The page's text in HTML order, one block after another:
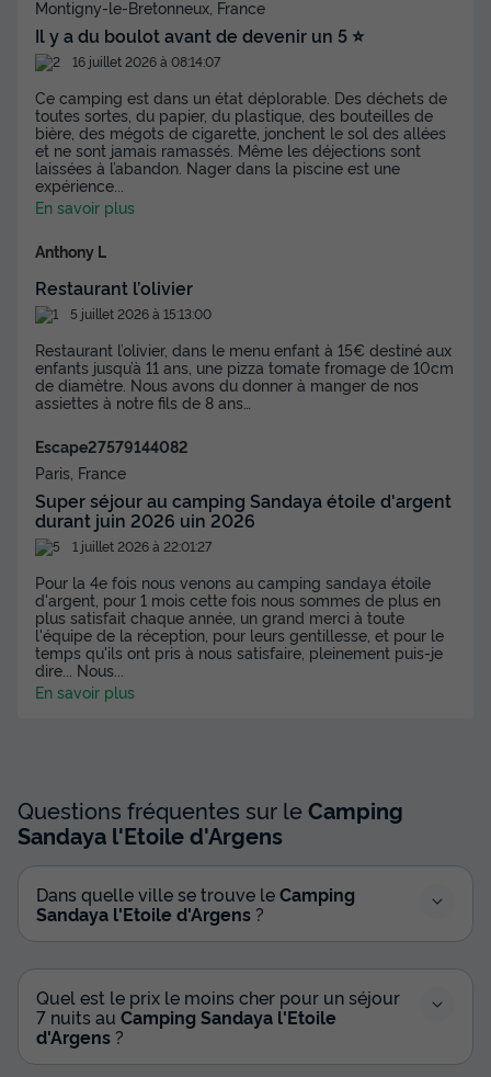
Montigny-le-Bretonneux, France
Il y a du boulot avant de devenir un 5 ⭐️
16 juillet 2026 à 08:14:07
Ce camping est dans un état déplorable. Des déchets de
toutes sortes, du papier, du plastique, des bouteilles de
bière, des mégots de cigarette, jonchent le sol des allées
et ne sont jamais ramassés. Même les déjections sont
laissées à l’abandon. Nager dans la piscine est une
expérience
En savoir plus
Anthony L
Restaurant l’olivier
5 juillet 2026 à 15:13:00
Restaurant l’olivier, dans le menu enfant à 15€ destiné aux
enfants jusqu’à 11 ans, une pizza tomate fromage de 10cm
de diamètre. Nous avons du donner à manger de nos
assiettes à notre fils de 8 ans…
Escape27579144082
Paris, France
Super séjour au camping Sandaya étoile d'argent
durant juin 2026 uin 2026
1 juillet 2026 à 22:01:27
Pour la 4e fois nous venons au camping sandaya étoile
d'argent, pour 1 mois cette fois nous sommes de plus en
plus satisfait chaque année, un grand merci à toute
l'équipe de la réception, pour leurs gentillesse, et pour le
temps qu'ils ont pris à nous satisfaire, pleinement puis-je
dire... Nous
En savoir plus
Questions fréquentes sur leCamping
Sandaya l'Etoile d'Argens
Dans quelle ville se trouve leCamping
Sandaya l'Etoile d'Argens ?
Quel est le prix le moins cher pour un séjour
7 nuits au Camping Sandaya l'Etoile
d'Argens ?